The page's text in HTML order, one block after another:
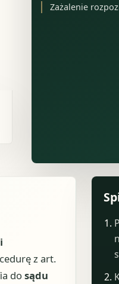
Zażalenie
z art.
dosądu